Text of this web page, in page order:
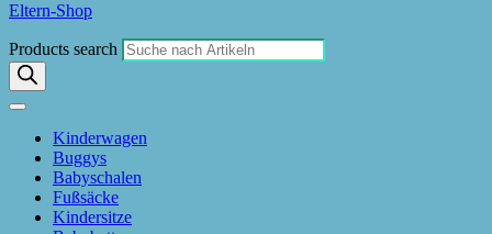
Eltern-Shop
Products search
Kinderwagen
Buggys
Babyschalen
Fußsäcke
Kindersitze